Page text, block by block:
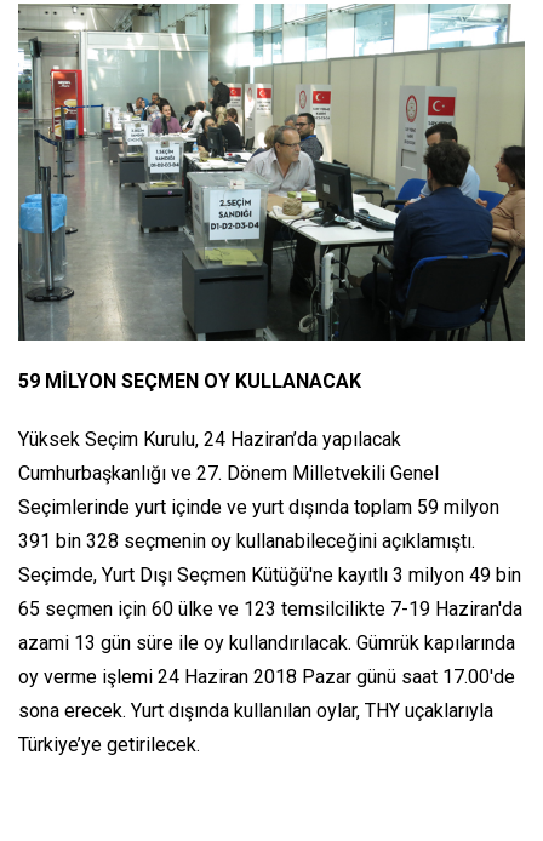
59 MİLYON SEÇMEN OY KULLANACAK
Yüksek Seçim Kurulu, 24 Haziran’da yapılacak
Cumhurbaşkanlığı ve 27. Dönem Milletvekili Genel
Seçimlerinde yurt içinde ve yurt dışında toplam 59 milyon
391 bin 328 seçmenin oy kullanabileceğini açıklamıştı.
Seçimde, Yurt Dışı Seçmen Kütüğü'ne kayıtlı 3 milyon 49 bin
65 seçmen için 60 ülke ve 123 temsilcilikte 7-19 Haziran'da
azami 13 gün süre ile oy kullandırılacak. Gümrük kapılarında
oy verme işlemi 24 Haziran 2018 Pazar günü saat 17.00'de
sona erecek. Yurt dışında kullanılan oylar, THY uçaklarıyla
Türkiye’ye getirilecek.